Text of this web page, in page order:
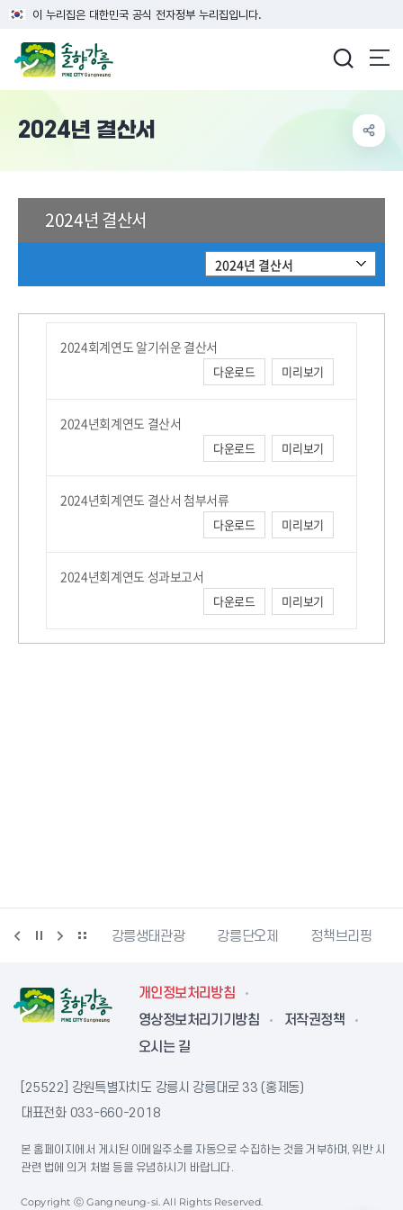
이 누리집은 대한민국 공식 전자정부 누리집입니다.
2024년 결산서
2024년 결산서
2024년 결산서
2024회계연도 알기쉬운 결산서
다운로드 미리보기
2024년회계연도 결산서
다운로드 미리보기
2024년회계연도 결산서 첨부서류
다운로드 미리보기
2024년회계연도 성과보고서
다운로드 미리보기
동물사랑센터 강릉생태관광 강릉단오제 정책브리핑
개인정보처리방침
영상정보처리기기방침
저작권정책
오시는 길
[25522] 강원특별자치도 강릉시 강릉대로 33 (홍제동)
대표전화 033-660-2018
본 홈페이지에서 게시된 이메일주소를 자동으로 수집하는 것을 거부하며, 위반 시
관련 법에 의거 처벌 등을 유념하시기 바랍니다.
Copyright ⓒ Gangneung-si. All Rights Reserved.